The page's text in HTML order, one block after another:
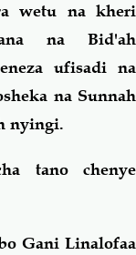
wetu na kheri
na Bid'ah
ufisadi na
na Sunnah
nyingi.
tano chenye
Gani Linalofaa